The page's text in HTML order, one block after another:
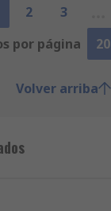
2 3
por página
20
Volver arriba